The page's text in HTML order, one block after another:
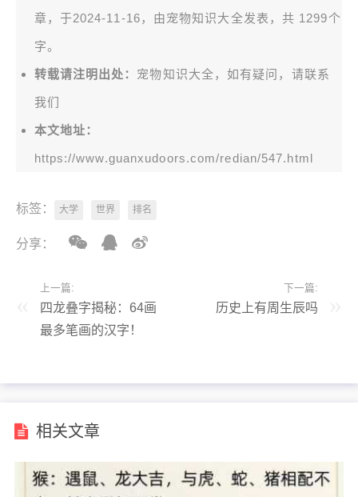
章，于2024-11-16，由宠物知识大全发表，共 1299个
字。
转载请注明出处： 宠物知识大全，如有疑问，请联系
我们
本文地址：
https://www.guanxudoors.com/redian/547.html
标签： 大学 世界 排名
分享：
上一篇:
四龙叠字揭秘：64画
最多笔画的汉字！
下一篇:
历史上有周生辰吗
相关文章